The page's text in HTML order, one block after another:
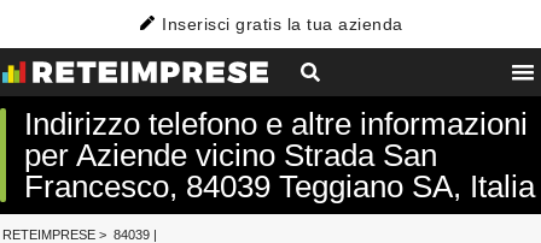
Inserisci gratis la tua azienda
Indirizzo telefono e altre informazioni
per Aziende vicino Strada San
Francesco, 84039 Teggiano SA, Italia
RETEIMPRESE > 84039 |